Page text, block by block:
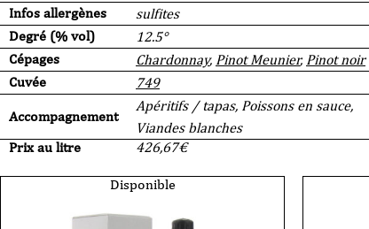
Infos allergènes
sulfites
Degré (% vol)
12.5°
Cépages
Chardonnay, Pinot Meunier, Pinot noir
Cuvée
749
Accompagnement
Apéritifs / tapas, Poissons en sauce,
Viandes blanches
Prix au litre
426,67€
Disponible